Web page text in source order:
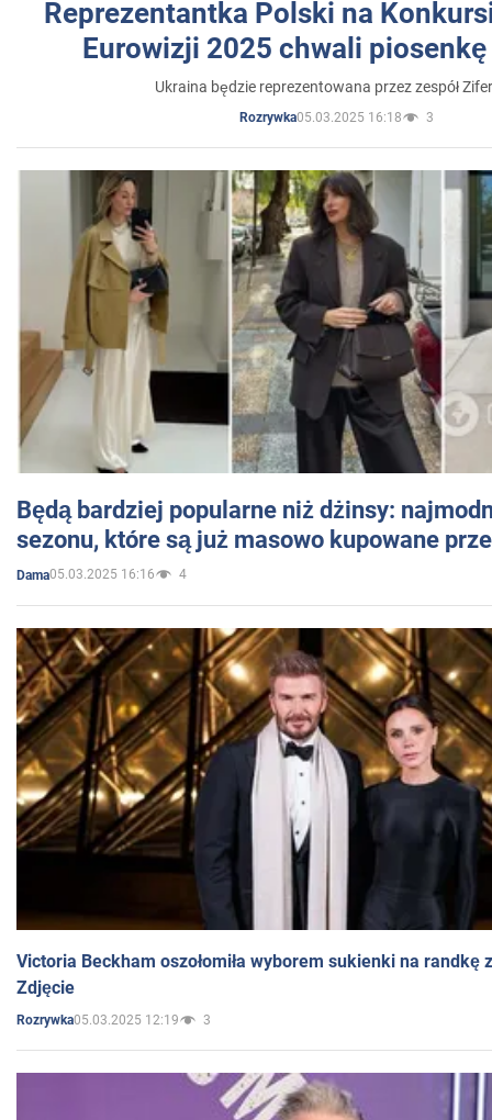
Reprezentantka Polski na
Eurowizji 2025 chwali
Ukraina będzie reprezentowana przez zespół
Rozrywka05.03.2025 16:18 3
Będą bardziej popularne niż dżinsy:
sezonu, które są już masowo kupowane
Dama05.03.2025 16:16 4
Victoria Beckham oszołomiła wyborem sukienki na randkę
Zdjęcie
Rozrywka05.03.2025 12:19 3